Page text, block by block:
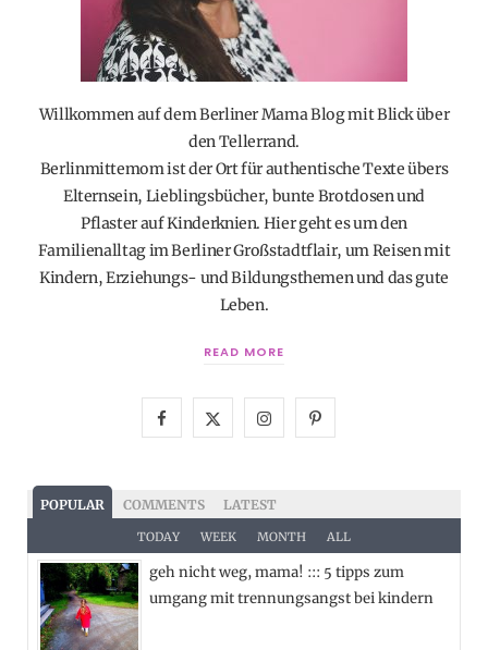
Willkommen auf dem Berliner Mama Blog mit Blick über
den Tellerrand.
Berlinmittemom ist der Ort für authentische Texte übers
Elternsein, Lieblingsbücher, bunte Brotdosen und
Pflaster auf Kinderknien. Hier geht es um den
Familienalltag im Berliner Großstadtflair, um Reisen mit
Kindern, Erziehungs- und Bildungsthemen und das gute
Leben.
READ MORE
c
e
b
T
w
i
I
s
t
a
P
e
POPULAR COMMENTS LATEST
TODAY WEEK MONTH ALL
geh nicht weg, mama! ::: 5 tipps zum
umgang mit trennungsangst bei kindern